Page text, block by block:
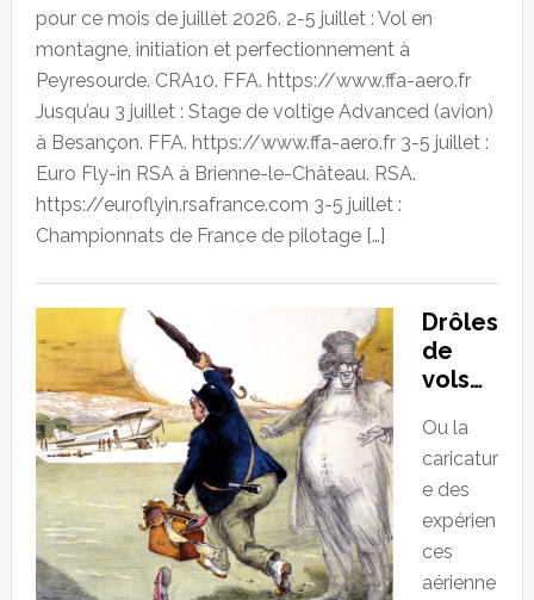
pour ce mois de juillet 2026. 2-5 juillet : Vol en
montagne, initiation et perfectionnement à
Peyresourde. CRA10. FFA. https://www.ffa-aero.fr
Jusqu’au 3 juillet : Stage de voltige Advanced (avion)
à Besançon. FFA. https://www.ffa-aero.fr 3-5 juillet :
Euro Fly-in RSA à Brienne-le-Château. RSA.
https://euroflyin.rsafrance.com 3-5 juillet :
Championnats de France de pilotage […]
Drôles
de
vols…
Ou la
caricatur
e des
expérien
ces
aérienne